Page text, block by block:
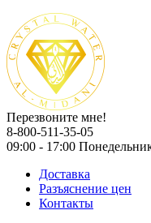
Перезвоните мне!
8-800-511-35-05
09:00 - 17:00
Доставка
Разъяснение цен
Контакты